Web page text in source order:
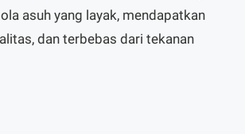
asuh yang layak, mendapatkan
dan terbebas dari tekanan